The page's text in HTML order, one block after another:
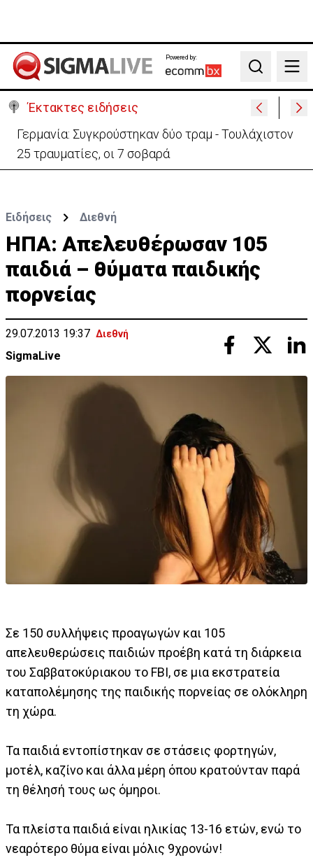
Powered by:
Search
Έκτακτες ειδήσεις
Γερμανία: Συγκρούστηκαν δύο τραμ - Τουλάχιστον
25 τραυματίες, οι 7 σοβαρά
Ειδήσεις Διεθνή
ΗΠΑ: Απελευθέρωσαν 105
παιδιά – θύματα παιδικής
πορνείας
29.07.2013 19:37 Διεθνή
SigmaLive
Σε 150 συλλήψεις προαγωγών και 105
απελευθερώσεις παιδιών προέβη κατά τη διάρκεια
του Σαββατοκύριακου το FBI, σε μια εκστρατεία
καταπολέμησης της παιδικής πορνείας σε ολόκληρη
τη χώρα.
Τα παιδιά εντοπίστηκαν σε στάσεις φορτηγών,
μοτέλ, καζίνο και άλλα μέρη όπου κρατούνταν παρά
τη θέλησή τους ως όμηροι.
Τα πλείστα παιδιά είναι ηλικίας 13-16 ετών, ενώ το
νεαρότερο θύμα είναι μόλις 9χρονών!